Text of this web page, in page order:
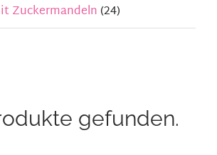
Zuckermandeln (24)
gefunden.